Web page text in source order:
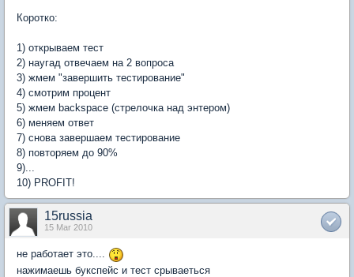
Коротко:
1) открываем тест
2) наугад отвечаем на 2 вопроса
3) жмем "завершить тестирование"
4) смотрим процент
5) жмем backspace (стрелочка над энтером)
6) меняем ответ
7) снова завершаем тестирование
8) повторяем до 90%
9)...
10) PROFIT!
15russia
15 Mar 2010
не работает это....
нажимаешь букспейс и тест срываеться